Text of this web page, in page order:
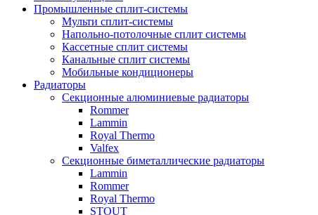
Промышленные сплит-системы
Мульти сплит-системы
Напольно-потолочные сплит системы
Кассетные сплит системы
Канальные сплит системы
Мобильные кондиционеры
Радиаторы
Секционные алюминиевые радиаторы
Rommer
Lammin
Royal Thermo
Valfex
Секционные биметаллические радиаторы
Lammin
Rommer
Royal Thermo
STOUT